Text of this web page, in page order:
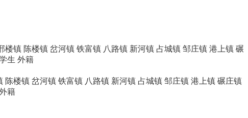
楼镇 陈楼镇 岔河镇 铁富镇 八路镇 新河镇 占城镇 邹庄镇 港上镇 碾
生 外籍
陈楼镇 岔河镇 铁富镇 八路镇 新河镇 占城镇 邹庄镇 港上镇 碾庄镇
籍